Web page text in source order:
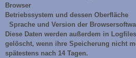
Browser
Betriebssystem und dessen Oberfläche
Sprache und Version der
Diese Daten werden außerdem in
gelöscht, wenn ihre Speicherung nicht
spätestens nach 14 Tagen.